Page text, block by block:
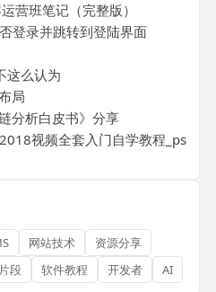
营班笔记（完整版）
登录并跳转到登陆界面
这么认为
局
分析白皮书》分享
视频全套入门自学教程_ps
网站技术
资源分享
段 软件教程 开发者 AI